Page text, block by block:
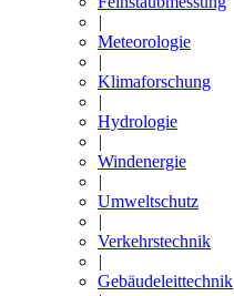
|
Meteorologie
|
Klimaforschung
|
Hydrologie
|
Windenergie
|
Umweltschutz
|
Verkehrstechnik
|
Gebäudeleittechnik